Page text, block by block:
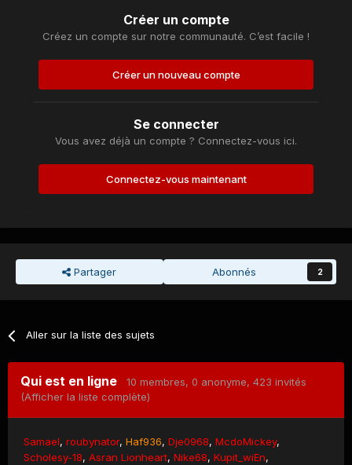
Créer un compte
Créez un compte sur notre communauté. C’est facile !
Créer un nouveau compte
Se connecter
Vous avez déjà un compte ? Connectez-vous ici.
Connectez-vous maintenant
Partager Abonnés 2
Aller sur la liste des sujets
Qui est en ligne 10 membres, 0 anonyme, 423 invités
(Afficher la liste complète)
Samael roubynator Haf936 Dje0968 McdoMickey
Scholesy-18 Asran Lionheart Nike68 Kupit_wiEn